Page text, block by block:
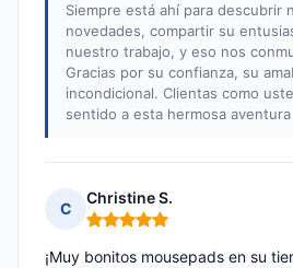
Siempre está ahí para descubrir
novedades, compartir su
nuestro trabajo, y eso nos
Gracias por su confianza, su
incondicional. Clientas como
sentido a esta hermosa aventura
C
Christine S.
Nota: 5 de 5
¡Muy bonitos mousepads en su